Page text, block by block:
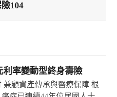
104
利率變動型終身壽險
顧資產傳承與醫療保障 根